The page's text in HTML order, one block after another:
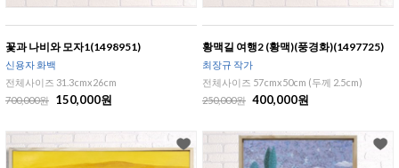
꽃과 나비와 모자1(1498951)
신용자 화백
전체사이즈 31.3cmx26cm
700,000원
150,000원
황맥길 여행2 (황맥)(풍경화)(1497725)
최장규 작가
전체사이즈 57cmx50cm (두께 2.5cm)
250,000원 400,000원